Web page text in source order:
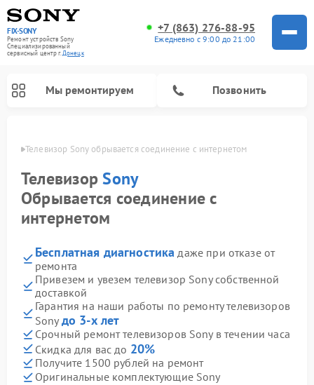
FIX-SONY
Ремонт устройств Sony
Специализированный
cервисный центр г. Донецк
+7 (863) 276-88-95
Ежедневно с 9:00 до 21:00
Мы ремонтируем Позвонить
Телевизор Sony обрывается соединение с интернетом
ТелевизорSony
Обрывается соединение с
интернетом
Бесплатная диагностика даже при отказе от
ремонта
Привезем и увезем телевизор Sony собственной
доставкой
Гарантия на наши работы по ремонту телевизоров
Sony до 3-х лет
Срочный ремонт телевизоров Sony в течении часа
Скидка для вас до 20%
Получите 1500 рублей на ремонт
Оригинальные комплектующие Sony